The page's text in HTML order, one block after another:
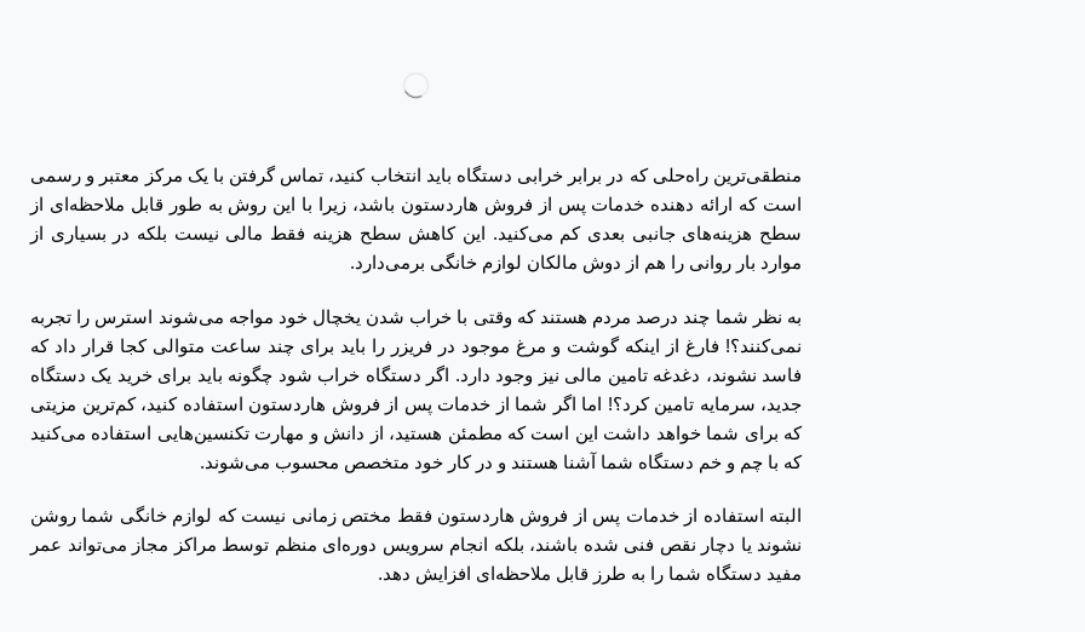
منطقی‌ترین راه‌حلی که در برابر خرابی دستگاه باید انتخاب کنید، تماس گرفتن با یک مرکز معتبر و رسمی
است که ارائه دهنده خدمات پس از فروش هاردستون باشد، زیرا با این روش به طور قابل ملاحظه‌ای از
سطح هزینه‌های جانبی بعدی کم می‌کنید. این کاهش سطح هزینه فقط مالی نیست بلکه در بسیاری از
موارد بار روانی را هم از دوش مالکان لوازم خانگی برمی‌دارد.
به نظر شما چند درصد مردم هستند که وقتی با خراب شدن یخچال خود مواجه می‌شوند استرس را تجربه
نمی‌کنند؟! فارغ از اینکه گوشت و مرغ موجود در فریزر را باید برای چند ساعت متوالی کجا قرار داد که
فاسد نشوند، دغدغه تامین مالی نیز وجود دارد. اگر دستگاه خراب شود چگونه باید برای خرید یک دستگاه
جدید، سرمایه تامین کرد؟! اما اگر شما از خدمات پس از فروش هاردستون استفاده کنید، کم‌ترین مزیتی
که برای شما خواهد داشت این است که مطمئن هستید، از دانش و مهارت تکنسین‌هایی استفاده می‌کنید
که با چم و خم دستگاه شما آشنا هستند و در کار خود متخصص محسوب می‌شوند.
البته استفاده از خدمات پس از فروش هاردستون فقط مختص زمانی نیست که لوازم خانگی شما روشن
نشوند یا دچار نقص فنی شده باشند، بلکه انجام سرویس دوره‌ای منظم توسط مراکز مجاز می‌تواند عمر
مفید دستگاه شما را به طرز قابل ملاحظه‌ای افزایش دهد.